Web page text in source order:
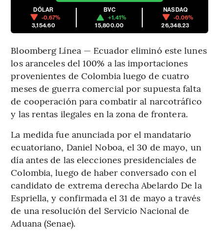
DÓLAR
-0.67%
3,154.60
BVC
+1.41%
15,800.00
NASDAQ
-0.06%
26,348.23
Bloomberg Línea — Ecuador eliminó este lunes
los aranceles del 100% a las importaciones
provenientes de Colombia luego de cuatro
meses de guerra comercial por supuesta falta
de cooperación para combatir al narcotráfico
y las rentas ilegales en la zona de frontera.
La medida fue anunciada por el mandatario
ecuatoriano, Daniel Noboa, el 30 de mayo, un
día antes de las elecciones presidenciales de
Colombia, luego de haber conversado con el
candidato de extrema derecha Abelardo De la
Espriella, y confirmada el 31 de mayo a través
de una resolución del Servicio Nacional de
Aduana (Senae).